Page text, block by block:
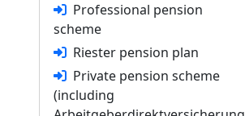
Professional pension
scheme
Riester pension plan
Private pension scheme
(including